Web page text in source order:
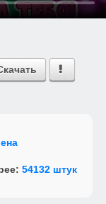

54132 штук